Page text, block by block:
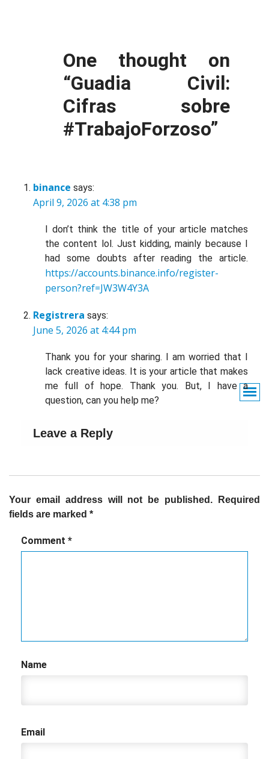
One thought on
“Guadia Civil:
Cifras sobre
#TrabajoForzoso”
binance says:
April 9, 2026 at 4:38 pm
I don’t think the title of your article matches
the content lol. Just kidding, mainly because I
had some doubts after reading the article.
https://accounts.binance.info/register-
person?ref=JW3W4Y3A
Registrera says:
June 5, 2026 at 4:44 pm
Thank you for your sharing. I am worried that I
lack creative ideas. It is your article that makes
me full of hope. Thank you. But, I have a
question, can you help me?
Leave a Reply
Your email address will not be published.
Required
fields are marked *
Comment *
Name
Email